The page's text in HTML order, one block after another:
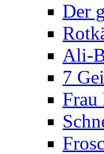
Der
Ali-
7
Frau